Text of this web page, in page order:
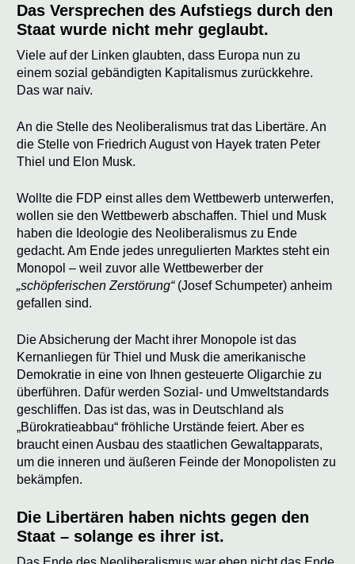
Das Versprechen des Aufstiegs durch den
Staat wurde nicht mehr geglaubt.
Viele auf der Linken glaubten, dass Europa nun zu
einem sozial gebändigten Kapitalismus zurückkehre.
Das war naiv.
An die Stelle des Neoliberalismus trat das Libertäre. An
die Stelle von Friedrich August von Hayek traten Peter
Thiel und Elon Musk.
Wollte die FDP einst alles dem Wettbewerb unterwerfen,
wollen sie den Wettbewerb abschaffen. Thiel und Musk
haben die Ideologie des Neoliberalismus zu Ende
gedacht. Am Ende jedes unregulierten Marktes steht ein
Monopol – weil zuvor alle Wettbewerber der
„schöpferischen Zerstörung“ (Josef Schumpeter) anheim
gefallen sind.
Die Absicherung der Macht ihrer Monopole ist das
Kernanliegen für Thiel und Musk die amerikanische
Demokratie in eine von Ihnen gesteuerte Oligarchie zu
überführen. Dafür werden Sozial- und Umweltstandards
geschliffen. Das ist das, was in Deutschland als
„Bürokratieabbau“ fröhliche Urstände feiert. Aber es
braucht einen Ausbau des staatlichen Gewaltapparats,
um die inneren und äußeren Feinde der Monopolisten zu
bekämpfen.
Die Libertären haben nichts gegen den
Staat – solange es ihrer ist.